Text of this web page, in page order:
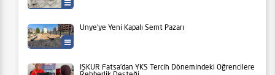
Ünye’ye Yeni Kapalı Semt Pazarı
İŞKUR Fatsa’dan YKS Tercih Dönemindeki Öğrencilere